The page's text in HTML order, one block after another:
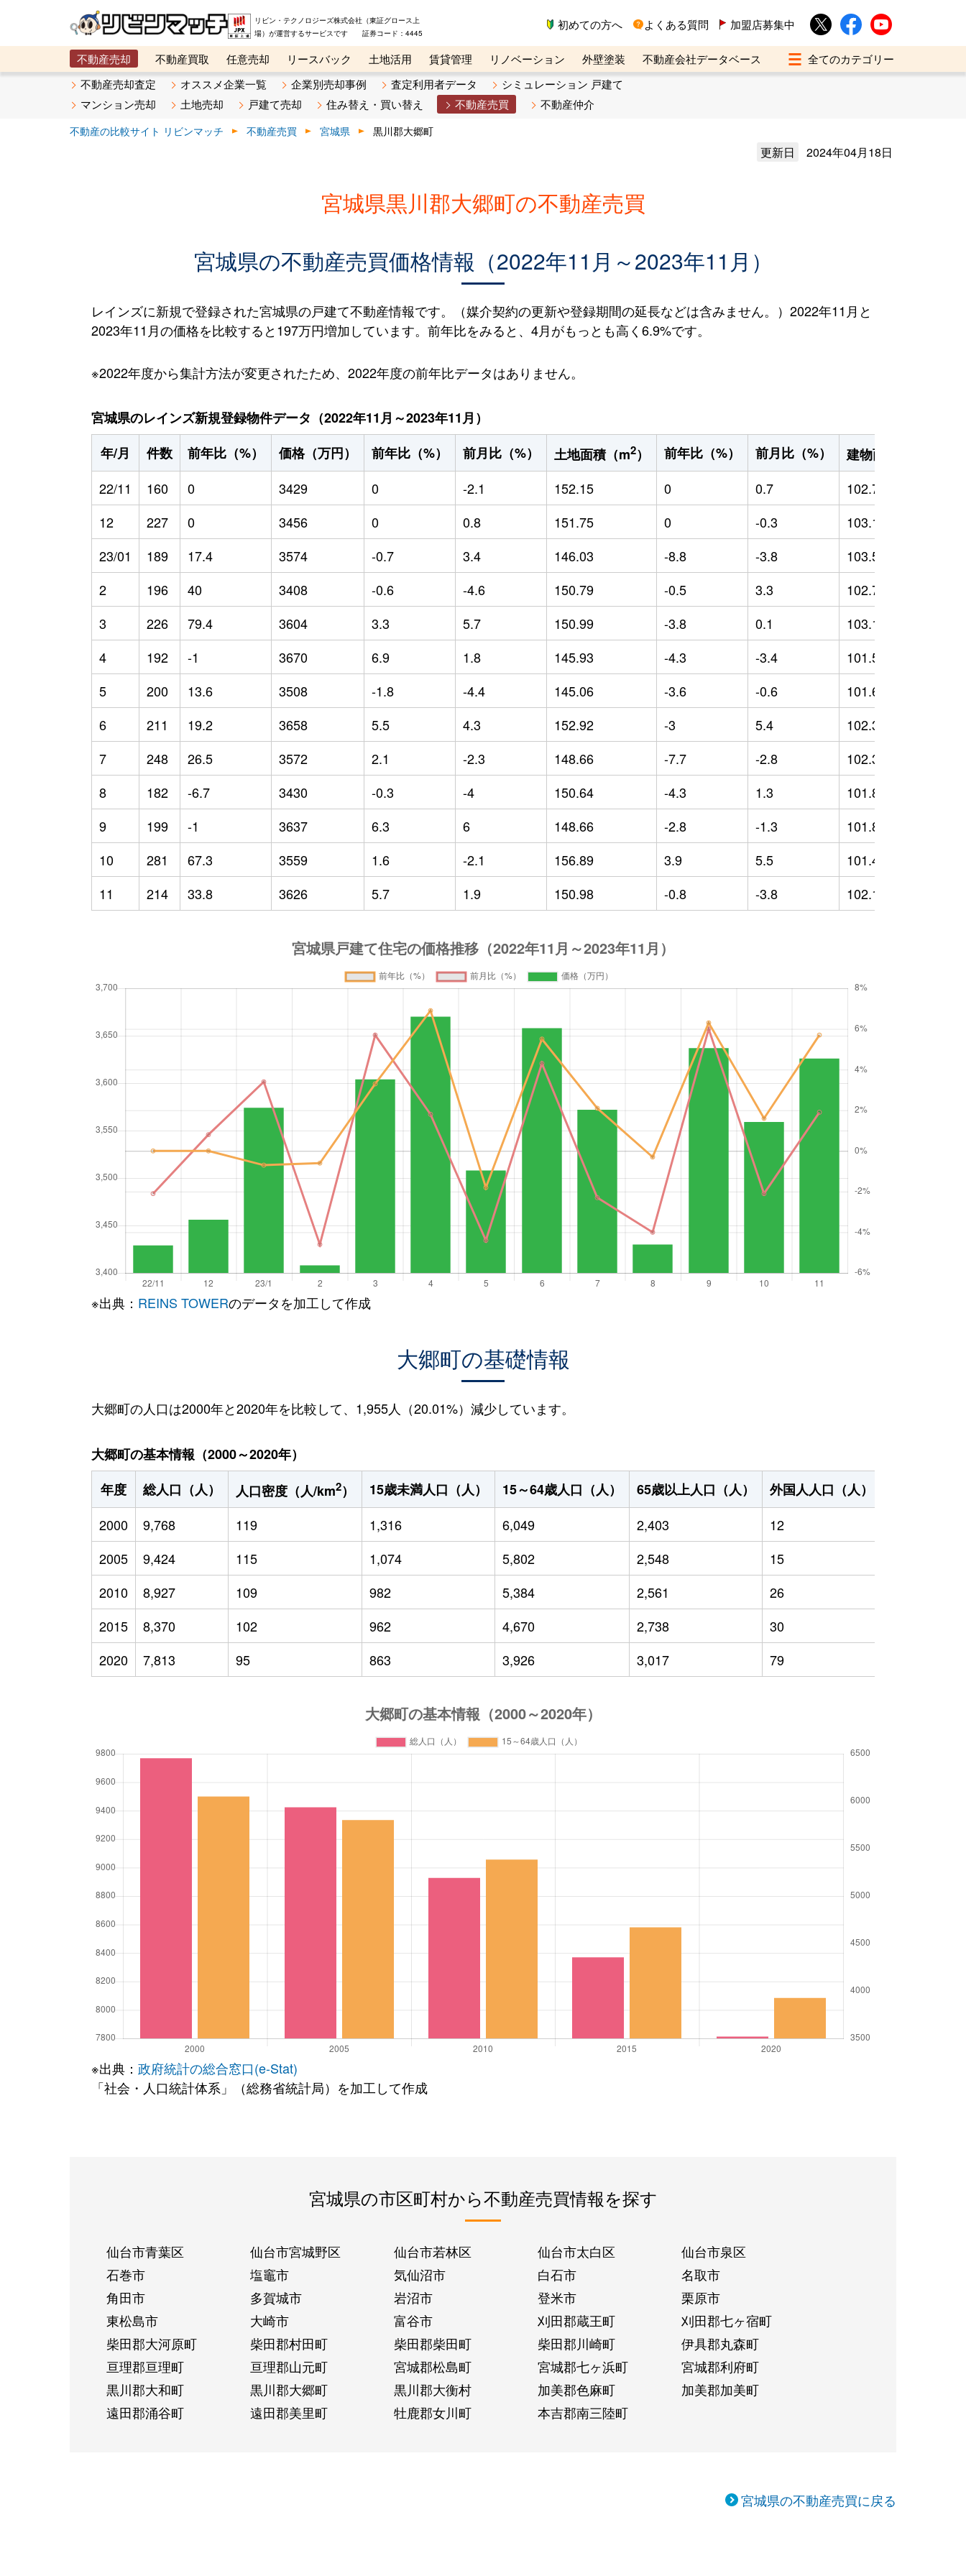
リビン・テクノロジーズ株式会社（東証グロース上
場）が運営するサービスです 証券コード：4445
初めての方へ よくある質問 加盟店募集中
不動産売却 不動産買取 任意売却 リースバック 土地活用 賃貸管理 リノベーション 外壁塗装
不動産会社データベース
メタ住宅展示場
ベスト不動産カンパニー オンライン講座 リビンマガジンBiz 不動産売却ご相談デスク
不動産売却査定 オススメ企業一覧 企業別売却事例 査定利用者データ
シミュレーション 戸建て
マンション売却
土地売却 戸建て売却 住み替え・買い替え 不動産売買 不動産仲介
不動産の比較サイト リビンマッチ 不動産売買 宮城県 黒川郡大郷町
更新日 2024年04月18日
宮城県黒川郡大郷町の不動産売買
宮城県の不動産売買価格情報（2022年11月～2023年11月）
レインズに新規で登録された宮城県の戸建て不動産情報です。（媒介契約の更新や登録期間の延長などは含みません。）2022年11月と
2023年11月の価格を比較すると197万円増加しています。前年比をみると、4月がもっとも高く6.9%です。
※2022年度から集計方法が変更されたため、2022年度の前年比データはありません。
宮城県のレインズ新規登録物件データ（2022年11月～2023年11月）
年/月
件数 前年比（%） 価格（万円） 前年比（%） 前月比（%） 土地面積（m2） 前年比（%） 前月比（%） 建物面積（m
22/11
160 0 3429 0 -2.1 152.15 0 0.7 102.7
12
227 0 3456 0 0.8 151.75 0 -0.3 103.12
23/01
189 17.4 3574 -0.7 3.4 146.03 -8.8 -3.8 103.57
2
196 40 3408 -0.6 -4.6 150.79 -0.5 3.3 102.73
3
226 79.4 3604 3.3 5.7 150.99 -3.8 0.1 103.13
4
192 -1 3670 6.9 1.8 145.93 -4.3 -3.4 101.59
5
200 13.6 3508 -1.8 -4.4 145.06 -3.6 -0.6 101.61
6
211 19.2 3658 5.5 4.3 152.92 -3 5.4 102.39
7
248 26.5 3572 2.1 -2.3 148.66 -7.7 -2.8 102.39
8
182 -6.7 3430 -0.3 -4 150.64 -4.3 1.3 101.83
9
199 -1 3637 6.3 6 148.66 -2.8 -1.3 101.85
10
281 67.3 3559 1.6 -2.1 156.89 3.9 5.5 101.46
11
214 33.8 3626 5.7 1.9 150.98 -0.8 -3.8 102.12
※出典： REINS TOWERのデータを加工して作成
大郷町の基礎情報
大郷町の人口は2000年と2020年を比較して、1,955人（20.01%）減少しています。
大郷町の基本情報（2000～2020年）
年度
総人口（人） 人口密度（人/km2） 15歳未満人口（人） 15～64歳人口（人） 65歳以上人口（人） 外国人人口（人）
2000
9,768 119 1,316 6,049 2,403 12
2005
9,424 115 1,074 5,802 2,548 15
2010
8,927 109 982 5,384 2,561 26
2015
8,370 102 962 4,670 2,738 30
2020
7,813 95 863 3,926 3,017 79
※出典： 政府統計の総合窓口(e-Stat)
「社会・人口統計体系」（総務省統計局）を加工して作成
宮城県の市区町村から不動産売買情報を探す
仙台市青葉区 仙台市宮城野区 仙台市若林区 仙台市太白区
仙台市泉区
石巻市
塩竈市 気仙沼市 白石市
名取市
角田市
多賀城市 岩沼市 登米市
栗原市
東松島市
大崎市 富谷市 刈田郡蔵王町
刈田郡七ヶ宿町
柴田郡大河原町
柴田郡村田町 柴田郡柴田町 柴田郡川崎町
伊具郡丸森町
亘理郡亘理町
亘理郡山元町 宮城郡松島町 宮城郡七ヶ浜町
宮城郡利府町
黒川郡大和町
黒川郡大郷町 黒川郡大衡村 加美郡色麻町
加美郡加美町
遠田郡涌谷町
遠田郡美里町 牡鹿郡女川町 本吉郡南三陸町
宮城県の不動産売買に戻る